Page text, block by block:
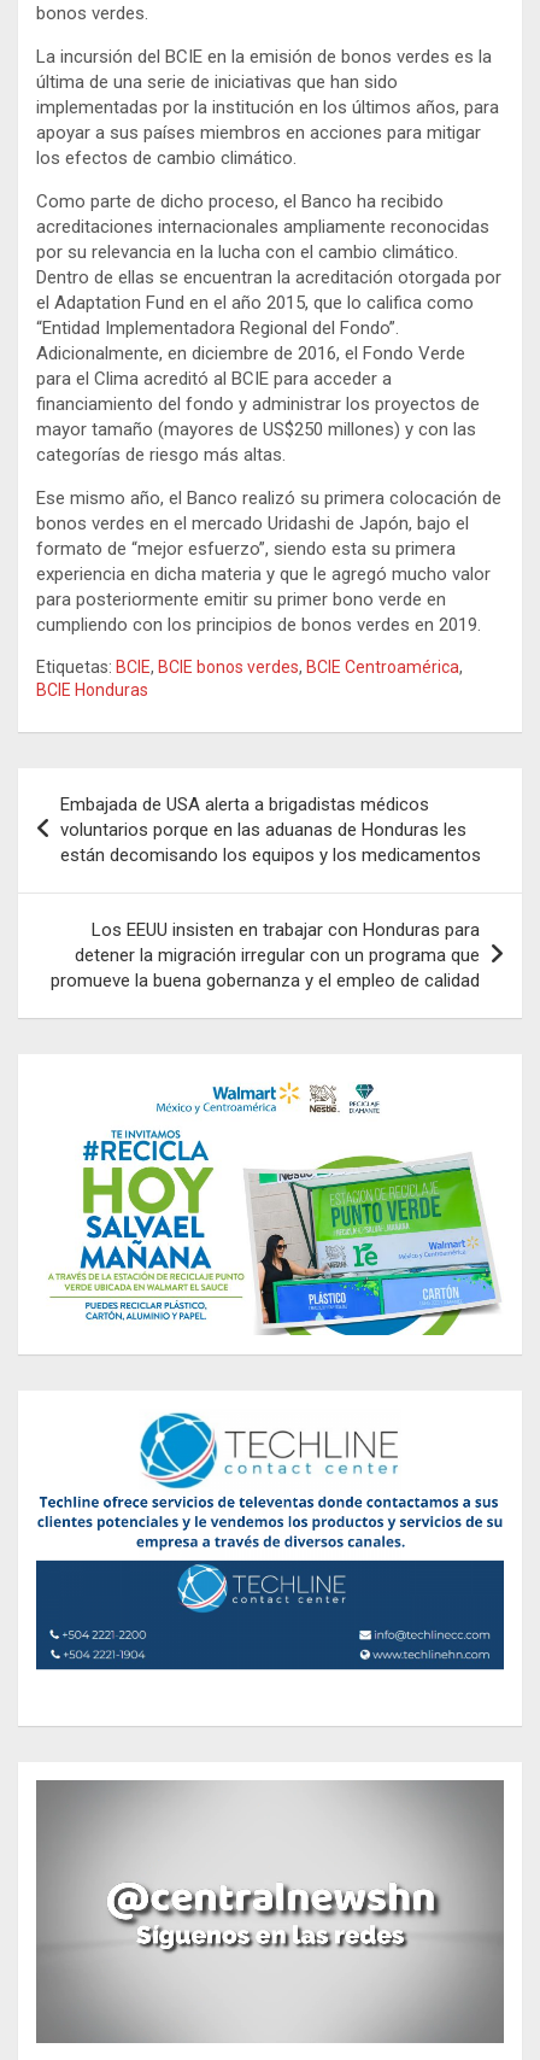
bonos verdes.
La incursión del BCIE en la emisión de bonos verdes es la
última de una serie de iniciativas que han sido
implementadas por la institución en los últimos años, para
apoyar a sus países miembros en acciones para mitigar
los efectos de cambio climático.
Como parte de dicho proceso, el Banco ha recibido
acreditaciones internacionales ampliamente reconocidas
por su relevancia en la lucha con el cambio climático.
Dentro de ellas se encuentran la acreditación otorgada por
el Adaptation Fund en el año 2015, que lo califica como
“Entidad Implementadora Regional del Fondo”.
Adicionalmente, en diciembre de 2016, el Fondo Verde
para el Clima acreditó al BCIE para acceder a
financiamiento del fondo y administrar los proyectos de
mayor tamaño (mayores de US$250 millones) y con las
categorías de riesgo más altas.
Ese mismo año, el Banco realizó su primera colocación de
bonos verdes en el mercado Uridashi de Japón, bajo el
formato de “mejor esfuerzo”, siendo esta su primera
experiencia en dicha materia y que le agregó mucho valor
para posteriormente emitir su primer bono verde en
cumpliendo con los principios de bonos verdes en 2019.
Etiquetas: BCIE, BCIE bonos verdes, BCIE Centroamérica,
BCIE Honduras
de
entradas
Embajada de USA alerta a brigadistas médicos
voluntarios porque en las aduanas de Honduras les
están decomisando los equipos y los medicamentos
Los EEUU insisten en trabajar con Honduras para
detener la migración irregular con un programa que
promueve la buena gobernanza y el empleo de calidad